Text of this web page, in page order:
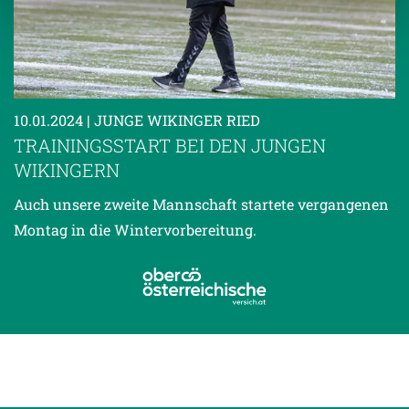
Weitere Details, insbesondere zu Speicherdauer und
Empfänger entnehmen Sie unserer
Datenschutzerklärung.
10.01.2024 | JUNGE WIKINGER RIED
TRAININGSSTART BEI DEN JUNGEN
WIKINGERN
Auch unsere zweite Mannschaft startete vergangenen
Montag in die Wintervorbereitung.